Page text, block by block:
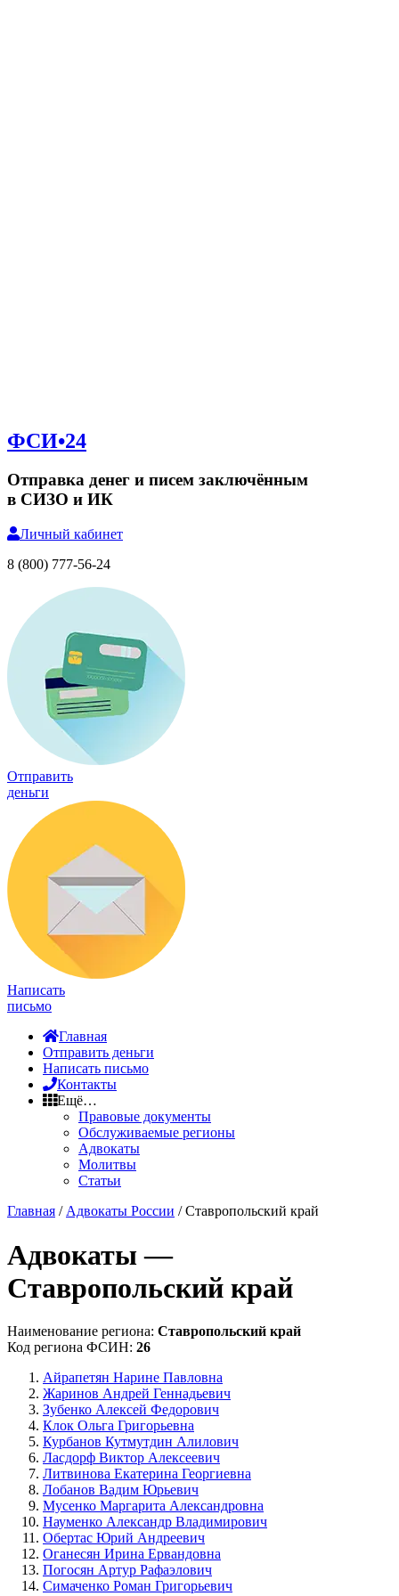
ФСИ•24
Отправка денег и писем заключённым
в СИЗО и ИК
Личный кабинет
8 (800) 777-56-24
Отправить
деньги
Написать
письмо
Главная
Отправить деньги
Написать письмо
Контакты
Ещё…
Правовые документы
Обслуживаемые регионы
Адвокаты
Молитвы
Статьи
Главная / Адвокаты России / Ставропольский край
Адвокаты —
Ставропольский край
Наименование региона: Ставропольский край
Код региона ФСИН: 26
Айрапетян Нарине Павловна
Жаринов Андрей Геннадьевич
Зубенко Алексей Федорович
Клок Ольга Григорьевна
Курбанов Кутмутдин Алилович
Ласдорф Виктор Алексеевич
Литвинова Екатерина Георгиевна
Лобанов Вадим Юрьевич
Мусенко Маргарита Александровна
Науменко Александр Владимирович
Обертас Юрий Андреевич
Оганесян Ирина Ервандовна
Погосян Артур Рафаэлович
Симаченко Роман Григорьевич